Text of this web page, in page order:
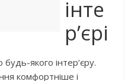
інте
р’єрі
якого інтер’єру.
комфортніше і